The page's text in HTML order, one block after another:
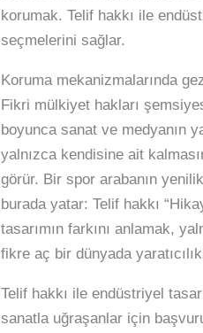
korumak. Telif hakkı ile
seçmelerini sağlar.
Koruma mekanizmalarında
Fikri mülkiyet hakları
boyunca sanat ve medyanın
yalnızca kendisine ait
görür. Bir spor arabanın
burada yatar: Telif hakkı
tasarımın farkını anlamak,
fikre aç bir dünyada
Telif hakkı ile endüstriyel
sanatla uğraşanlar için